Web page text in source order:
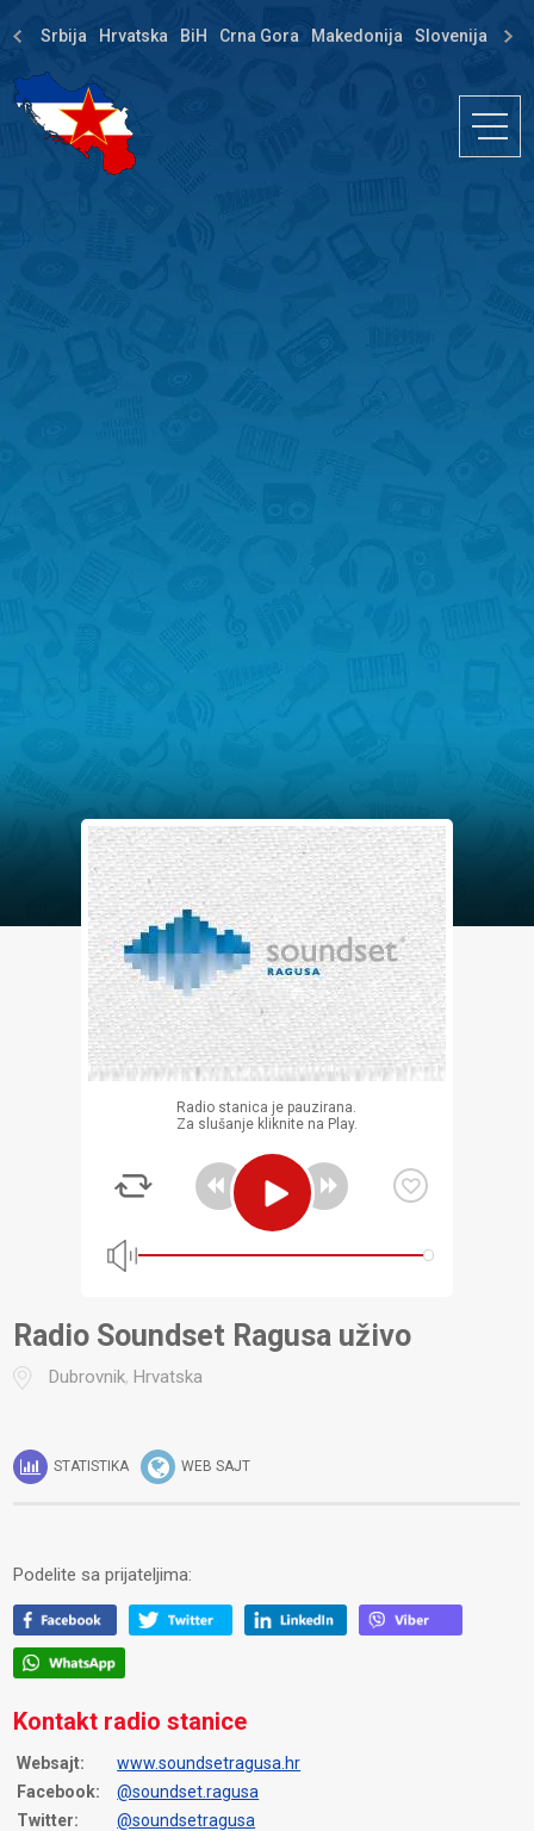
Srbija Hrvatska BiH Crna Gora Makedonija Slovenija
Radio stanica je pauzirana.
Za slušanje kliknite na Play.
Radio Soundset Ragusa uživo
Dubrovnik,Hrvatska
STATISTIKA WEB SAJT
Podelite sa prijateljima:
Kontakt radio stanice
Websajt:
www.soundsetragusa.hr
Facebook:
@soundset.ragusa
Twitter:
@soundsetragusa